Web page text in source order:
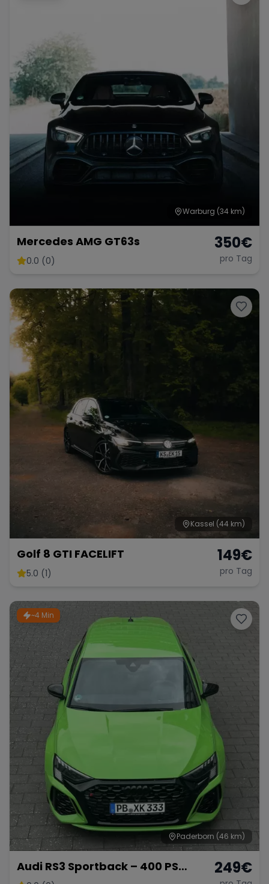
Warburg (34 km)
Mercedes AMG GT63s
0.0 (0)
350€
pro Tag
Kassel (44 km)
Golf 8 GTI FACELIFT
5.0 (1)
149€
pro Tag
~4 Min
Paderborn (46 km)
Audi RS3 Sportback – 400 PS
249€